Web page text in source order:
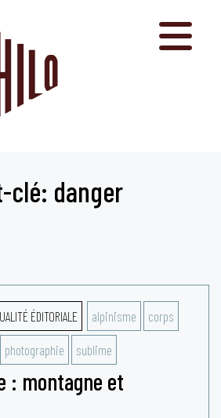
clé: danger
ÉDITORIALE alpinisme corps
photographie sublime
: montagne et